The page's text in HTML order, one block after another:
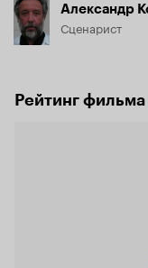
Александр
Сценарист
Рейтинг фильма